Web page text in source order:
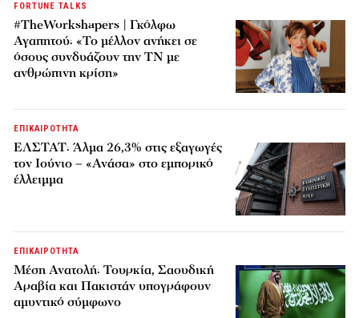
FORTUNE TALKS
#TheWorkshapers | Γκόλφω
Αγαπητού: «Το μέλλον ανήκει σε
όσους συνδυάζουν την ΤΝ με
ανθρώπινη κρίση»
ΕΠΙΚΑΙΡΟΤΗΤΑ
ΕΛΣΤΑΤ: Άλμα 26,3% στις εξαγωγές
τον Ιούνιο – «Ανάσα» στο εμπορικό
έλλειμμα
ΕΠΙΚΑΙΡΟΤΗΤΑ
Μέση Ανατολή: Τουρκία, Σαουδική
Αραβία και Πακιστάν υπογράφουν
αμυντικό σύμφωνο